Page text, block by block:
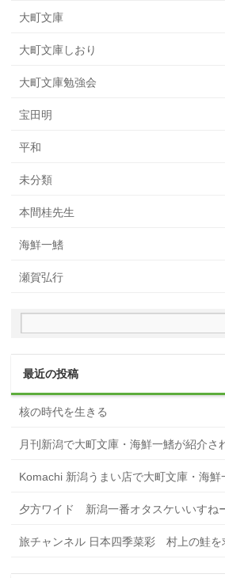
大町文庫
大町文庫しおり
大町文庫勉強会
宝田明
平和
未分類
本間桂先生
海鮮一鰭
瀬賀弘行
最近の投稿
核の時代を生きる
月刊新潟で大町文庫・海鮮一鰭が紹介
Komachi 新潟うまい店で大町文庫・海鮮
夕方ワイド 新潟一番オタスケいいすね
旅チャンネル 日本四季菜彩 村上の鮭を